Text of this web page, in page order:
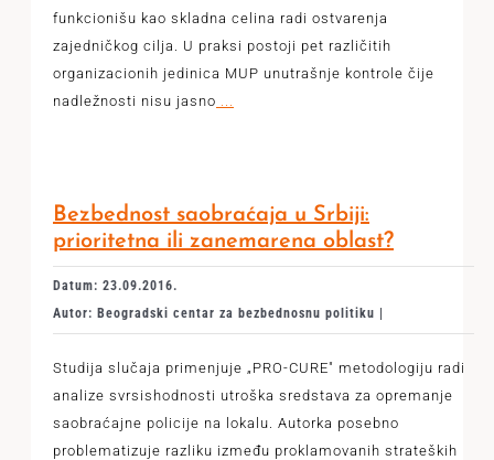
funkcionišu kao skladna celina radi ostvarenja
zajedničkog cilja. U praksi postoji pet različitih
organizacionih jedinica MUP unutrašnje kontrole čije
nadležnosti nisu jasno
Bezbednost saobraćaja u Srbiji:
prioritetna ili zanemarena oblast?
Datum: 23.09.2016.
Autor: Beogradski centar za bezbednosnu politiku |
Studija slučaja primenjuje „PRO-CURE" metodologiju radi
analize svrsishodnosti utroška sredstava za opremanje
saobraćajne policije na lokalu. Autorka posebno
problematizuje razliku između proklamovanih strateških